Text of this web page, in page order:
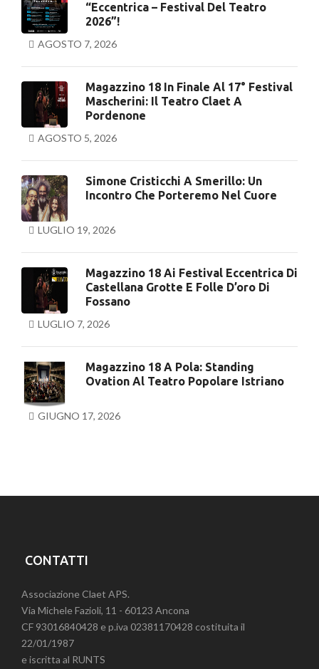
“Eccentrica – Festival Del Teatro
2026”!
AGOSTO 7, 2026
Magazzino 18 In Finale Al 17° Festival
Mascherini: Il Teatro Claet A
Pordenone
AGOSTO 5, 2026
Simone Cristicchi A Smerillo: Un
Incontro Che Porteremo Nel Cuore
LUGLIO 19, 2026
Magazzino 18 Ai Festival Eccentrica Di
Castellana Grotte E Folle D’oro Di
Fossano
LUGLIO 7, 2026
Magazzino 18 A Pola: Standing
Ovation Al Teatro Popolare Istriano
GIUGNO 17, 2026
CONTATTI
Associazione Claet APS.
Via Michele Fazioli, 11 - 60123 Ancona
CF 93016840428 e p.iva 02381170428 costituita il
22/01/1987
e iscritta al RUNTS